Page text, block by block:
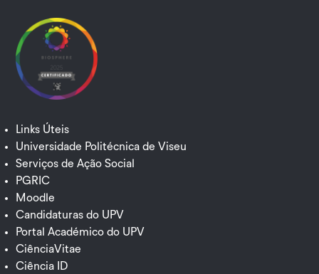
Links Úteis
Universidade Politécnica de Viseu
Serviços de Ação Social
PGRIC
Moodle
Candidaturas do UPV
Portal Académico do UPV
CiênciaVitae
Ciência ID